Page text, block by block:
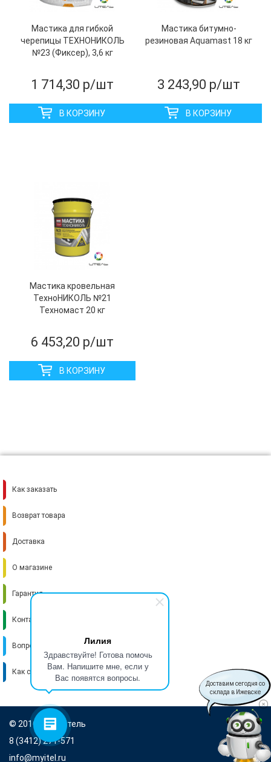
Лилия
Здравствуйте! Готова помочь
Вам. Напишите мне, если у
Вас появятся вопросы.
Доставим сегодня со
склада в Ижевске
Мастика для гибкой
черепицы ТЕХНОНИКОЛЬ
№23 (Фиксер), 3,6 кг
1 714,30 р/шт
В КОРЗИНУ
Мастика битумно-
резиновая Aquamast 18 кг
3 243,90 р/шт
В КОРЗИНУ
Мастика кровельная
ТехноНИКОЛЬ №21
Техномаст 20 кг
6 453,20 р/шт
В КОРЗИНУ
Как заказать
Возврат товара
Доставка
О магазине
Гарантия
Контакты
Вопрос-ответ
Как стать поставщиком
© 2016-2026 Итель
8 (3412) 271-571
info@myitel.ru